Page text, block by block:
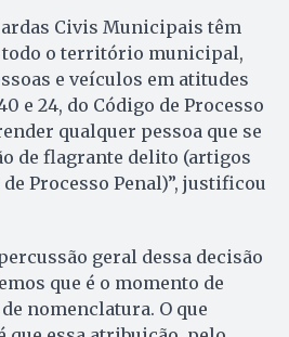
Civis Municipais têm
todo o território municipal,
e veículos em atitudes
e 24, do Código de Processo
qualquer pessoa que se
de flagrante delito (artigos
de Processo Penal)”, justificou
geral dessa decisão
que é o momento de
nomenclatura. O que